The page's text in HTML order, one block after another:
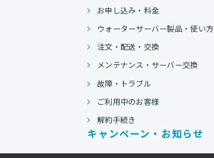
お申し込み・料金
ウォーターサーバー製品・使い方
注文・配送・交換
メンテナンス・サーバー交換
故障・トラブル
ご利用中のお客様
解約手続き
キャンペーン・お知らせ